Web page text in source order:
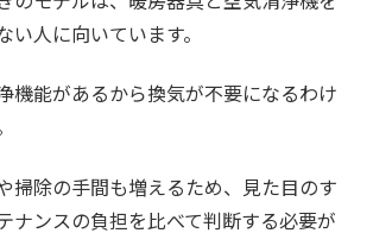
い人に向いています。
機能があるから換気が不要になるわけ
掃除の手間も増えるため、見た目のす
ナンスの負担を比べて判断する必要が